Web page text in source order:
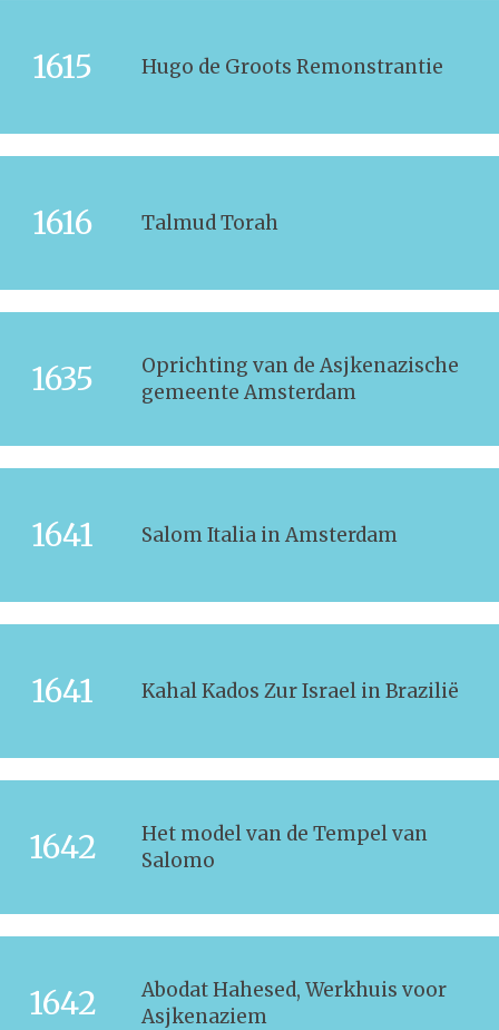
1615 Hugo de Groots Remonstrantie
1616 Talmud Torah
1635
Oprichting van de Asjkenazische
gemeente Amsterdam
1641 Salom Italia in Amsterdam
1641 Kahal Kados Zur Israel in Brazilië
1642
Het model van de Tempel van
Salomo
1642
Abodat Hahesed, Werkhuis voor
Asjkenaziem